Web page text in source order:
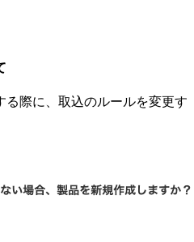
際に、取込のルールを変更す